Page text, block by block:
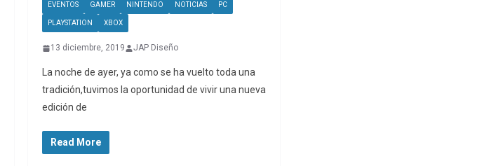
EVENTOS GAMER NINTENDO NOTICIAS PC
PLAYSTATION XBOX
13 diciembre, 2019 JAP Diseño
La noche de ayer, ya como se ha vuelto toda una
tradición,tuvimos la oportunidad de vivir una nueva
edición de
Read More